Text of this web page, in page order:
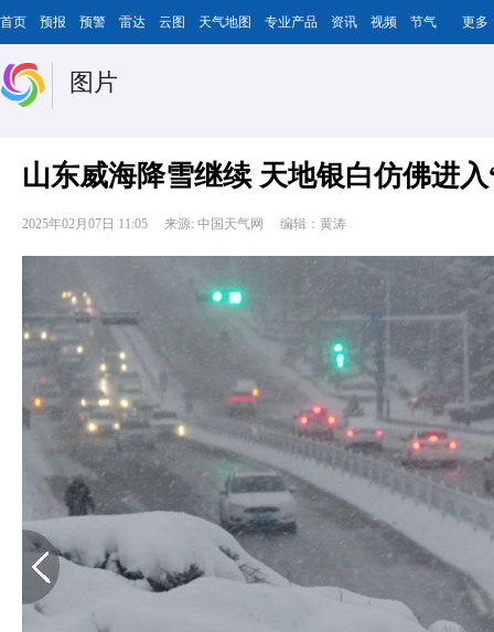
首页 预报 预警 雷达 云图 天气地图 专业产品 资讯 视频 节气 更多
图片
山东威海降雪继续 天地银白仿佛进
2025年02月07日 11:05 来源: 中国天气网 编辑：黄涛